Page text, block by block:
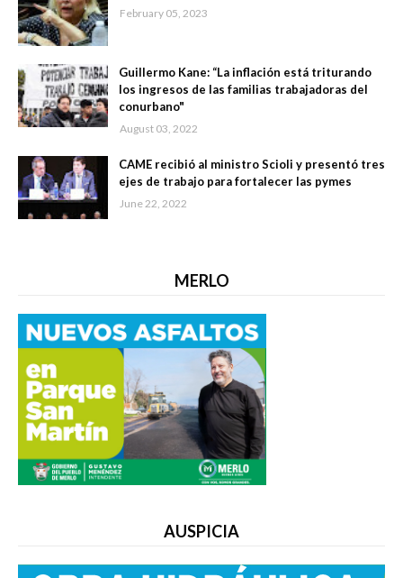
February 05, 2023
Guillermo Kane: “La inflación está triturando
los ingresos de las familias trabajadoras del
conurbano"
August 03, 2022
CAME recibió al ministro Scioli y presentó tres
ejes de trabajo para fortalecer las pymes
June 22, 2022
MERLO
AUSPICIA